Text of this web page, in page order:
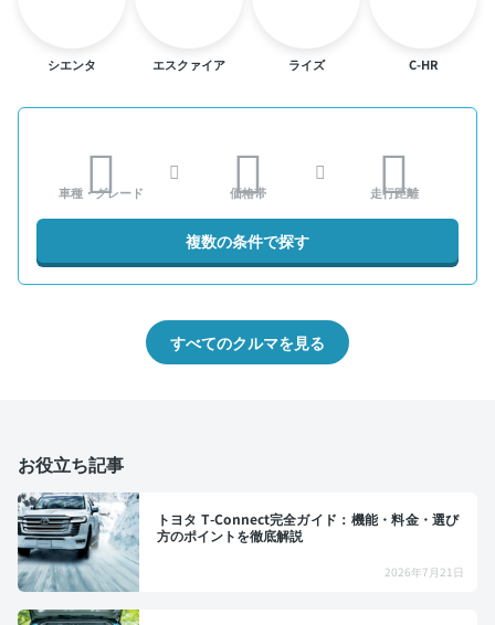
シエンタ エスクァイア ライズ C-HR
車種・グレード 価格帯 走行距離
複数の条件で探す
すべてのクルマを見る
お役立ち記事
トヨタ T-Connect完全ガイド：機能・料金・選び
方のポイントを徹底解説
2026年7月21日